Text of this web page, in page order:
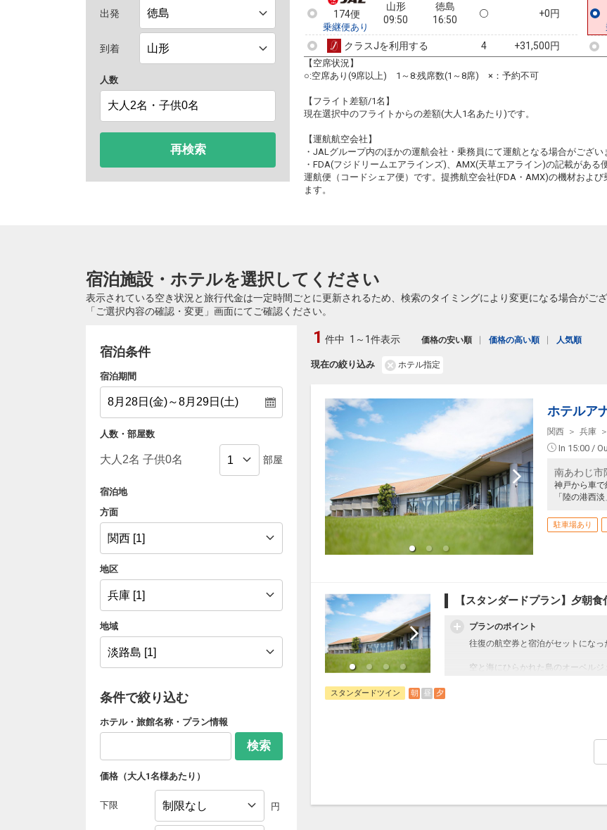
出発
到着
人数
再検索
174便
乗継便あり
山形
09:50
徳島
16:50
+0円
クラスJを利用する 4 +31,500円
【空席状況】
○:空席あり(9席以上) 1～8:残席数(1～8席) ×：予約不可
【フライト差額/1名】
現在選択中のフライトからの差額(大人1名あたり)です。
【運航航空会社】
・JALグループ内のほかの運航会社・乗務員にて運航となる場合がござい
・FDA(フジドリームエアラインズ)、AMX(天草エアライン)の記載があ
運航便（コードシェア便）です。提携航空会社(FDA・AMX)の機材およ
ます。
宿泊施設・ホテルを選択してください
表示されている空き状況と旅行代金は一定時間ごとに更新されるため、検索のタイミングにより変更になる場合がご
「ご選択内容の確認・変更」画面にてご確認ください。
宿泊条件
宿泊期間
人数・部屋数
部屋
宿泊地
方面
地区
地域
条件で絞り込む
ホテル・旅館名称・プラン情報
検索
価格（大人1名様あたり）
下限 円
現在の絞り込み ホテル指定
1 件中 1～1件表示 価格の安い順 価格の高い順 人気順
ホテルア
関西 兵庫
In 15:00 /
南あわじ市
神戸から車
「陸の港西
駐車場あり
【スタンダードプラン】夕朝食
プランのポイント
往復の航空券と宿泊がセットになっ
空と海にひらかれた島のオーベル
る野菜、お米やお皿迄淡路島にこ
スタンダードツイン 朝 昼 夕